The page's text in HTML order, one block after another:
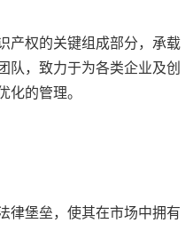
产权的关键组成部分，承载
队，致力于为各类企业及创
化的管理。
律堡垒，使其在市场中拥有